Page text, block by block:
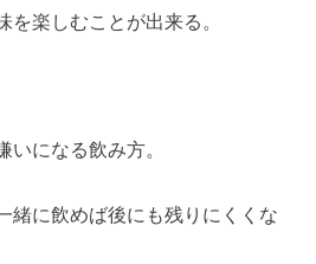
を楽しむことが出来る。
いになる飲み方。
緒に飲めば後にも残りにくくな